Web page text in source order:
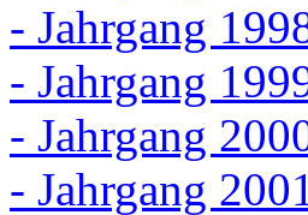
- Jahrgang
- Jahrgang
- Jahrgang
- Jahrgang